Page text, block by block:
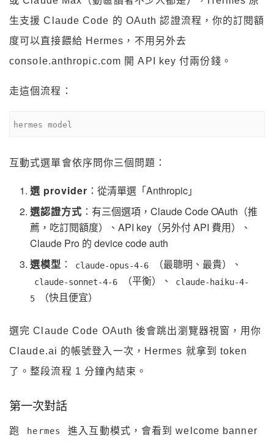
生支援 Claude Code 的 OAuth 認證流程，你的訂閱額
度可以直接餵給 Hermes，不用另外去
console.anthropic.com 開 API key 付兩份錢。
走這個流程：
hermes model
互動式選單會依序問你三個問題：
選 provider ：從清單選「Anthropic」
選認證方式 ：有三個選項，Claude Code OAuth（推
薦，吃訂閱額度）、API key（另外付 API 費用）、
Claude Pro 的 device code auth
選模型 ： claude-opus-4-6 （最聰明、最貴）、
claude-sonnet-4-6 （平衡）、
claude-haiku-4-
5
（快且便宜）
選完 Claude Code OAuth 後會跳出瀏覽器視窗，用你
Claude.ai 的帳號登入一次，Hermes 就拿到 token
了。整段流程 1 分鐘內結束。
第一次對話
跑 hermes
進入互動模式，會看到 welcome banner